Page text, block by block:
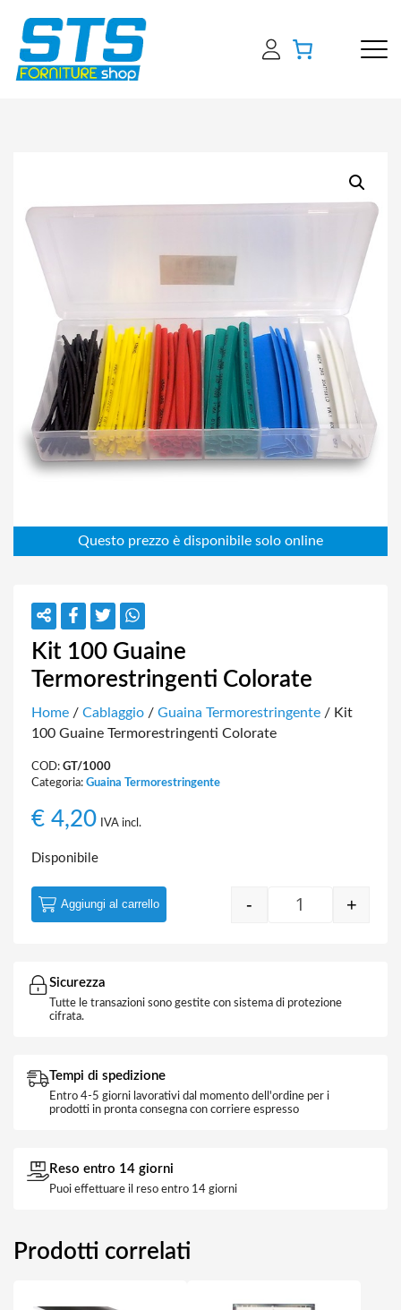
Kit 100 Guaine
Termorestringenti Colorate
Home / Cablaggio / Guaina Termorestringente / Kit
100 Guaine Termorestringenti Colorate
COD: GT/1000
Categoria: Guaina Termorestringente
€ 4,20 IVA incl.
Disponibile
Kit 100 Guaine
- +
Aggiungi al carrello
Sicurezza
Tutte le transazioni sono gestite con sistema di protezione
cifrata.
Tempi di spedizione
Entro 4-5 giorni lavorativi dal momento dell'ordine per i
prodotti in pronta consegna con corriere espresso
Reso entro 14 giorni
Puoi effettuare il reso entro 14 giorni
Prodotti correlati